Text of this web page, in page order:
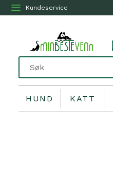
Kundeservice
HUND KATT